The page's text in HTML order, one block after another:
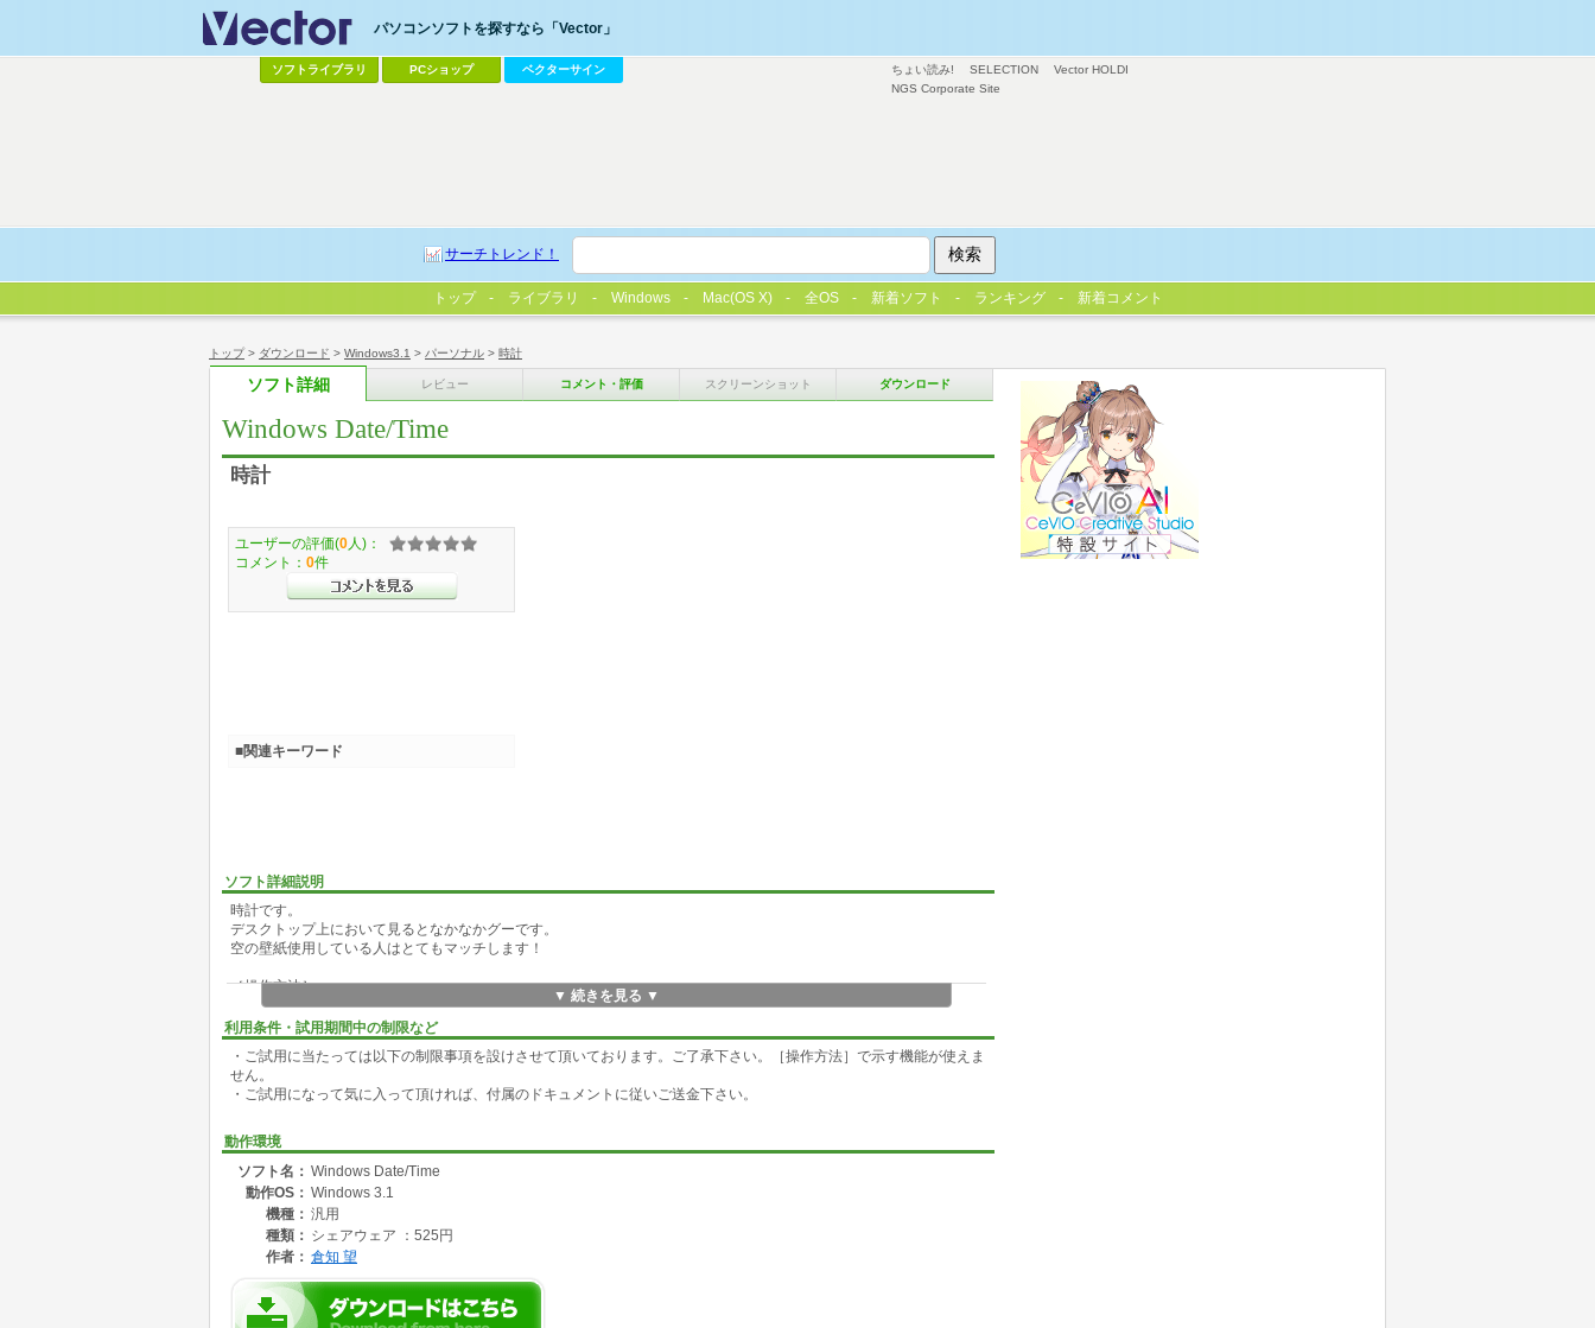
トップ> ダウンロード > Windows3.1 > パーソナル > 時計
ソフト詳細 レビュー コメント・評価 スクリーンショット ダウンロード
Windows Date/Time
時計
ソフト詳細説明
時計です。
デスクトップ上において見るとなかなかグーです。
空の壁紙使用している人はとてもマッチします！
［操作方法］
・マウスである所をクリックすると・・・。
▼ 続きを見る ▼
利用条件・試用期間中の制限など
・ご試用に当たっては以下の制限事項を設けさせて頂いております。ご了承下さい。［操作方法］で示す機能が使えま
せん。
・ご試用になって気に入って頂ければ、付属のドキュメントに従いご送金下さい。
動作環境
ソフト名： Windows Date/Time
動作OS： Windows 3.1
機種： 汎用
種類： シェアウェア ：525円
作者： 倉知 望
ユーザーの評価(0 人)：
コメント： 0件
■関連キーワード
ちょい読み! SELECTION
Vector HOLDI
NGS Corporate Site
パソコンソフトを探すなら「Vector」
ソフトライブラリ PCショップ ベクターサイン
サーチトレンド！
トップ ライブラリ Windows Mac(OS X) 全OS 新着ソフト ランキング 新着コメント